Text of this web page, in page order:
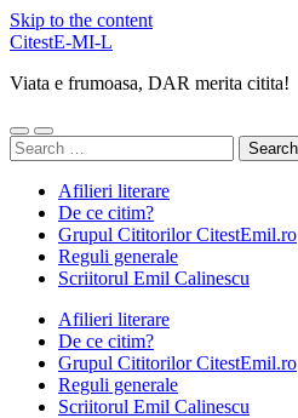
Skip to the content
CitestE-MI-L
Viata e frumoasa, DAR merita citita!
Toggle
mobile
Toggle
search
Search
for:
Afilieri literare
De ce citim?
Grupul Cititorilor CitestEmil.ro
Reguli generale
Scriitorul Emil Calinescu
Afilieri literare
De ce citim?
Grupul Cititorilor CitestEmil.ro
Reguli generale
Scriitorul Emil Calinescu